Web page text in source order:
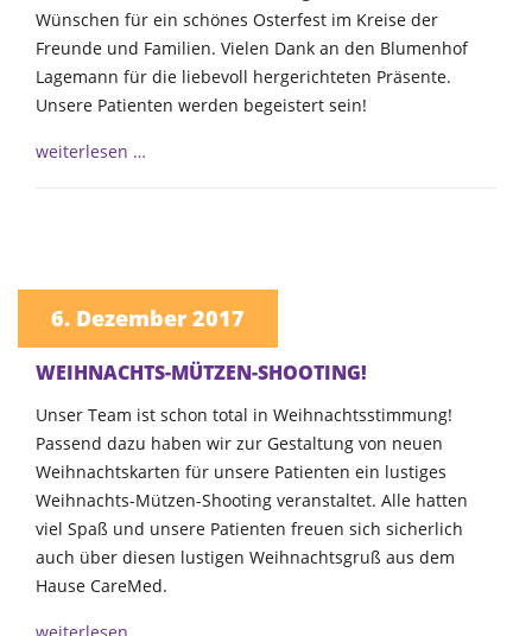
Wünschen für ein schönes Osterfest im Kreise der
Freunde und Familien. Vielen Dank an den Blumenhof
Lagemann für die liebevoll hergerichteten Präsente.
Unsere Patienten werden begeistert sein!
weiterlesen …
6. Dezember 2017
WEIHNACHTS-MÜTZEN-SHOOTING!
Unser Team ist schon total in Weihnachtsstimmung!
Passend dazu haben wir zur Gestaltung von neuen
Weihnachtskarten für unsere Patienten ein lustiges
Weihnachts-Mützen-Shooting veranstaltet. Alle hatten
viel Spaß und unsere Patienten freuen sich sicherlich
auch über diesen lustigen Weihnachtsgruß aus dem
Hause CareMed.